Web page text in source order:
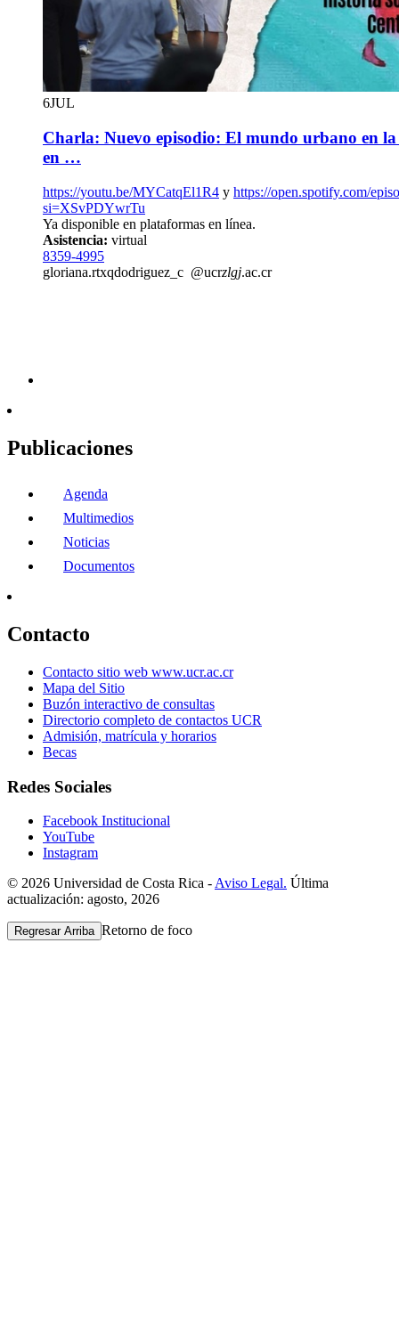
6JUL
Charla: Nuevo episodio: El mundo urbano en
en …
https://youtu.be/MYCatqEl1R4 y https://open.spotify.com/
si=XSvPDYwrTu
Ya disponible en plataformas en línea.
Asistencia: virtual
8359-4995
gloriana.rtxqdodriguez_c @ucrzlgj.ac.cr
Publicaciones
Agenda
Multimedios
Noticias
Documentos
Contacto
Contacto sitio web www.ucr.ac.cr
Mapa del Sitio
Buzón interactivo de consultas
Directorio completo de contactos UCR
Admisión, matrícula y horarios
Becas
Redes Sociales
Facebook Institucional
YouTube
Instagram
© 2026 Universidad de Costa Rica - Aviso Legal. Última
actualización: agosto, 2026
Regresar Arriba Retorno de foco